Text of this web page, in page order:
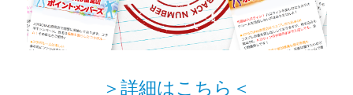
＞詳細はこちら＜